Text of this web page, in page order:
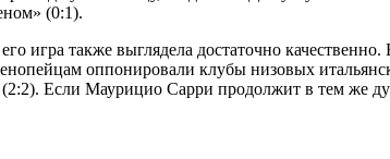
(0:1).
игра также выглядела достаточно
оппонировали клубы низовых
Если Маурицио Сарри продолжит в тем же